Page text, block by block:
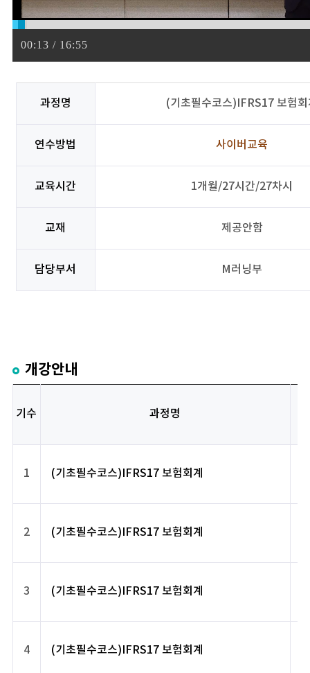
00:13 / 16:55
과정명 (기초필수코스)IFRS17 보험회
연수방법 사이버교육
교육시간 1개월/27시간/27차시
교재 제공안함
담당부서 M러닝부
개강안내
기수 과정명
1 (기초필수코스)IFRS17 보험회계
2 (기초필수코스)IFRS17 보험회계
3 (기초필수코스)IFRS17 보험회계
4 (기초필수코스)IFRS17 보험회계